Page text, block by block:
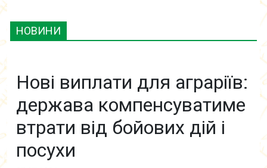
НОВИНИ
Нові виплати для аграріїв:
держава компенсуватиме
втрати від бойових дій і
посухи